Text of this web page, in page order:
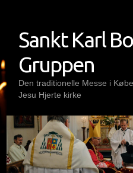
contentSankt Karl
Gruppen
Den traditionelle Messe i
Jesu Hjerte kirke